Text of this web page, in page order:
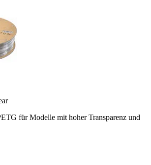
für Modelle mit hoher Transparenz und